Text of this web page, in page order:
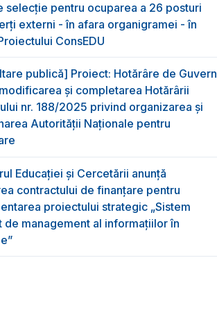
selecție pentru ocuparea a 26 posturi
externi - în afara organigramei - în
ConsEDU
publică] Proiect: Hotărâre de Guvern
și completarea Hotărârii
nr. 188/2025 privind organizarea şi
Autorităţii Naţionale pentru
Educației și Cercetării anunță
contractului de finanțare pentru
proiectului strategic „Sistem
de management al informațiilor în